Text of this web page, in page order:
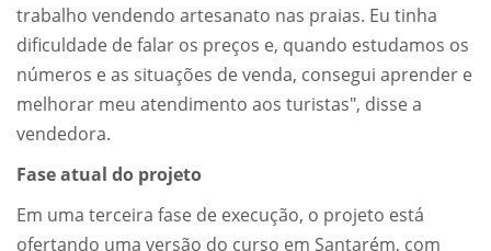
trabalho vendendo artesanato nas praias. Eu tinha
dificuldade de falar os preços e, quando estudamos os
números e as situações de venda, consegui aprender e
melhorar meu atendimento aos turistas", disse a
vendedora.
Fase atual do projeto
Em uma terceira fase de execução, o projeto está
ofertando uma versão do curso em Santarém, com